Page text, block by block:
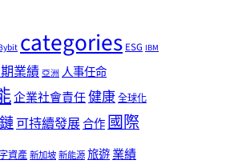
categories ESG IBM
業績 亞洲 人事任命
企業社會責任健康全球化
可持續發展合作國際
資產新加坡新能源旅遊業績